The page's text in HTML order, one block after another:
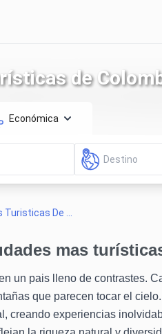
de
Económica
Turisticas De ...
mas
un pais lleno de contrastes.
que parecen tocar el
creando experiencias